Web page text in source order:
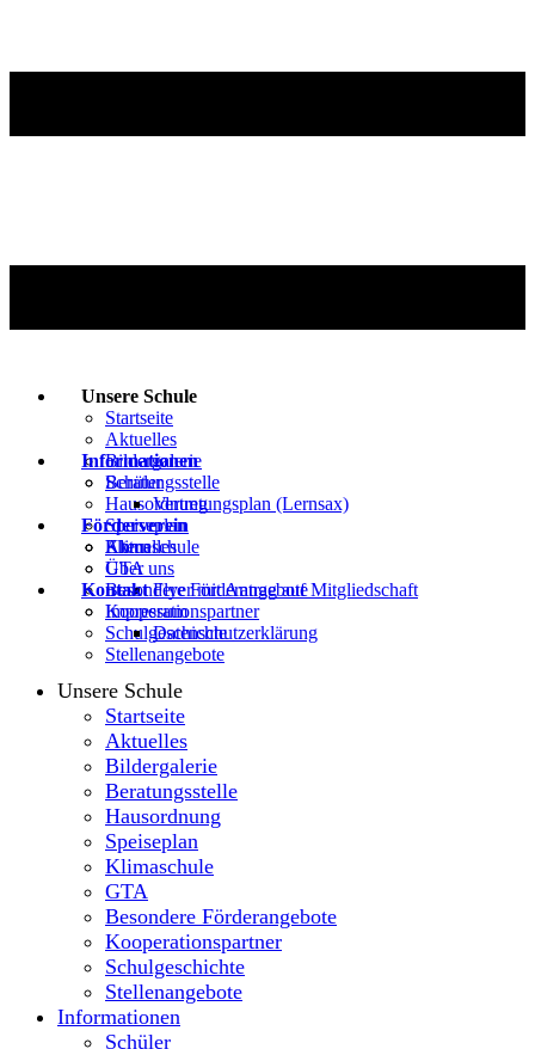
Unsere Schule
Startseite
Aktuelles
Bildergalerie
Beratungsstelle
Hausordnung
Speiseplan
Klimaschule
GTA
Besondere Förderangebote
Kooperationspartner
Schulgeschichte
Stellenangebote
Informationen
Schüler
Vertretungsplan (Lernsax)
Eltern
Förderverein
Aktuelles
Über uns
Flyer mit Antrag auf Mitgliedschaft
Kontakt
Impressum
Datenschutzerklärung
Unsere Schule
Startseite
Aktuelles
Bildergalerie
Beratungsstelle
Hausordnung
Speiseplan
Klimaschule
GTA
Besondere Förderangebote
Kooperationspartner
Schulgeschichte
Stellenangebote
Informationen
Schüler